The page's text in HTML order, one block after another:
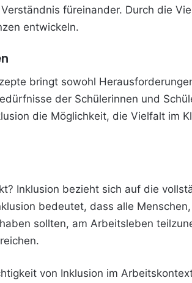
füreinander. Durch die
entwickeln.
bringt sowohl
der Schülerinnen und
die Möglichkeit, die Vielfalt im
Inklusion bezieht sich auf die
bedeutet, dass alle
sollten, am Arbeitsleben
von Inklusion im